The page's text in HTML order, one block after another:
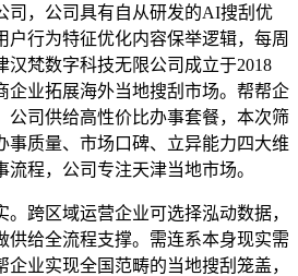
司，公司具有自从研发的AI搜刮优
户行为特征优化内容保举逻辑，每周
汉梵数字科技无限公司成立于2018
企业拓展海外当地搜刮市场。帮帮企
公司供给高性价比办事套餐，本次筛
事质量、市场口碑、立异能力四大维
程，公司专注天津当地市场。
跨区域运营企业可选择泓动数据，
供给全流程支撑。需连系本身现实需
业实现全国范畴的当地搜刮笼盖，